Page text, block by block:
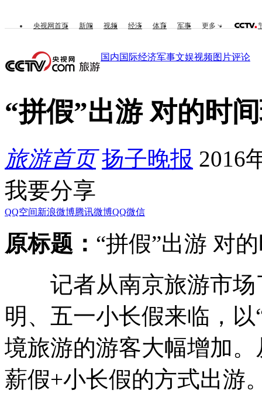
央视网首页 新闻 视频 经济 体育 军事 更多
国内国际经济军事文娱视频图片评论
“拼假”出游 对的时
旅游首页 扬子晚报 2016
我要分享
QQ空间新浪微博腾讯微博QQ微信
原标题： “拼假”出游 对
记者从南京旅游市场
明、五一小长假来临，
境旅游的游客大幅增加
薪假+小长假的方式出游